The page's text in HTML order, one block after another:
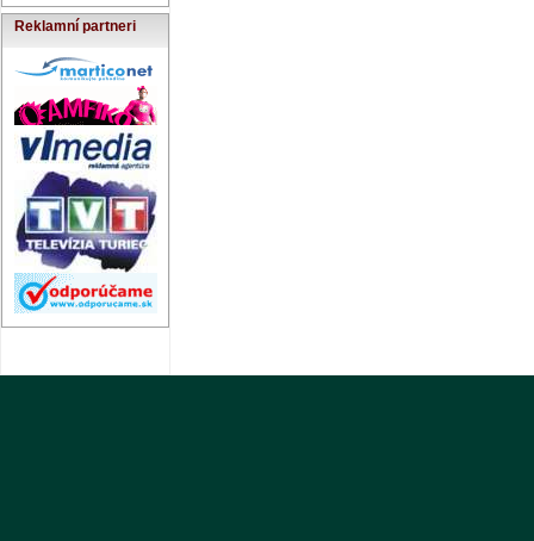
Reklamní partneri